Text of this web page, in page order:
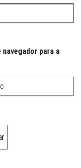
navegador para a